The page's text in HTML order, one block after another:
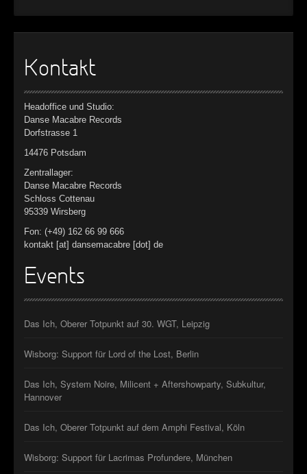
Kontakt
Headoffice und Studio:
Danse Macabre Records
Dorfstrasse 1
14476 Potsdam
Zentrallager:
Danse Macabre Records
Schloss Cottenau
95339 Wirsberg
Fon: (+49) 162 66 99 666
kontakt [at] dansemacabre [dot] de
Events
Das Ich, Oberer Totpunkt auf 30. WGT, Leipzig
Wisborg: Support für Lord of the Lost, Berlin
Das Ich, System Noire, Milicent + Aftershowparty, Subkultur,
Hannover
Das Ich, Oberer Totpunkt auf dem Amphi Festival, Köln
Wisborg: Support für Lacrimas Profundere, München